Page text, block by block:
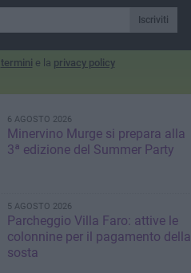
Iscriviti
termini e la privacy policy
6 AGOSTO 2026
Minervino Murge si prepara alla
3ª edizione del Summer Party
5 AGOSTO 2026
Parcheggio Villa Faro: attive le
colonnine per il pagamento della
sosta